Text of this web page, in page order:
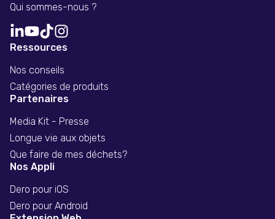
Qui sommes-nous ?
Ressources
Nos conseils
Catégories de produits
Partenaires
Media Kit - Presse
Longue vie aux objets
Que faire de mes déchets?
Nos Appli
Dero pour iOS
Dero pour Android